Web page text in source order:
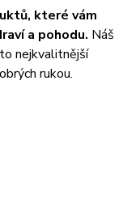
které vám
a pohodu. Náš
nejkvalitnější
rukou.